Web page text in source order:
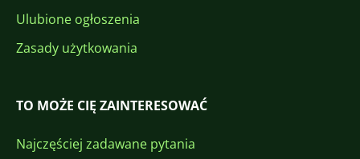
Ulubione ogłoszenia
Zasady użytkowania
TO MOŻE CIĘ ZAINTERESOWAĆ
Najczęściej zadawane pytania